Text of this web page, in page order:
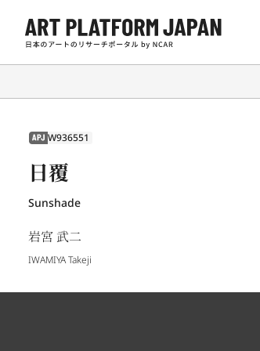
APJ W936551
日覆
Sunshade
岩宮 武二
IWAMIYA Takeji